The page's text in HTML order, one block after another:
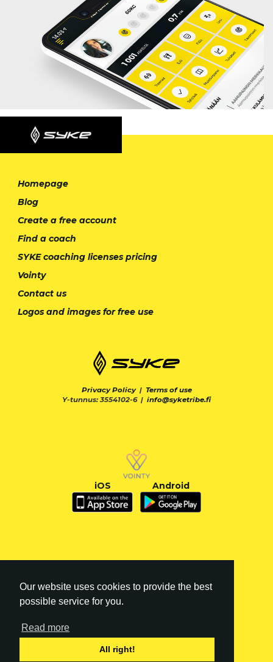
Our website uses cookies to provide the best
possible service for you.
Read more
All right!
Homepage
Blog
Create a free account
Find a coach
SYKE coaching licenses pricing
Vointy
Contact us
Logos and images for free use
Privacy Policy| Terms of use
Y-tunnus: 3554102-6 | info@syketribe.fi
iOS Android